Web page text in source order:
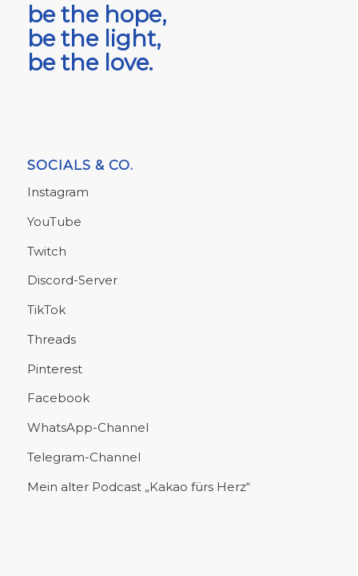
be the hope,
be the light,
be the love.
SOCIALS & CO.
Instagram
YouTube
Twitch
Discord-Server
TikTok
Threads
Pinterest
Facebook
WhatsApp-Channel
Telegram-Channel
Mein alter Podcast „Kakao fürs Herz“